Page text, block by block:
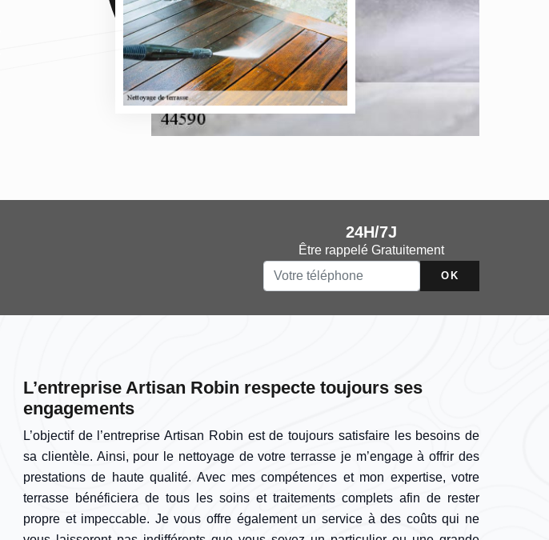
24H/7J
Être rappelé Gratuitement
L’entreprise Artisan Robin respecte toujours ses
engagements
L’objectif de l’entreprise Artisan Robin est de toujours satisfaire les besoins de
sa clientèle. Ainsi, pour le nettoyage de votre terrasse je m’engage à offrir des
prestations de haute qualité. Avec mes compétences et mon expertise, votre
terrasse bénéficiera de tous les soins et traitements complets afin de rester
propre et impeccable. Je vous offre également un service à des coûts qui ne